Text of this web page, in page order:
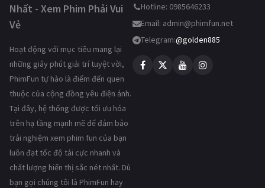
Nhất - Xem Phim Phải Vui
Vẻ
Hoạt động với mục tiêu mang lại
những giây phút giải trí tuyệt vời,
PhimFun tự hào là điểm đến quen
thuộc của cộng đồng yêu điện ảnh.
Tại đây, hệ thống được tối ưu hóa
trên hạ tầng mạnh mẽ để đảm bảo
trải nghiệm xem phim fun của bạn
luôn đạt tốc độ tải cực nhanh và
chất lượng hiển thị sắc nét nhất. Dù
bạn gọi chúng tôi là PhimFun hay
Hotline: 0985646233
Email: admin@phimfun.net
Telegram:@golden885